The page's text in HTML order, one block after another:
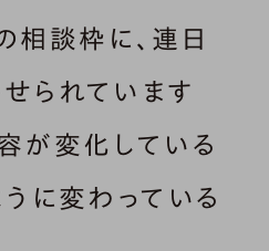
相談枠に、連日
られています
が変化している
うに変わっている